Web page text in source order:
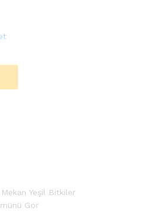
Mekan Yeşil Bitkiler
Gör